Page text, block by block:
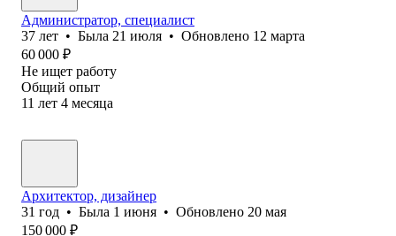
Администратор, специалист
37 лет • Была 21 июля • Обновлено 12 марта
60 000 ₽
Не ищет работу
Общий опыт
11 лет 4 месяца
Архитектор, дизайнер
31 год • Была 1 июня • Обновлено 20 мая
150 000 ₽